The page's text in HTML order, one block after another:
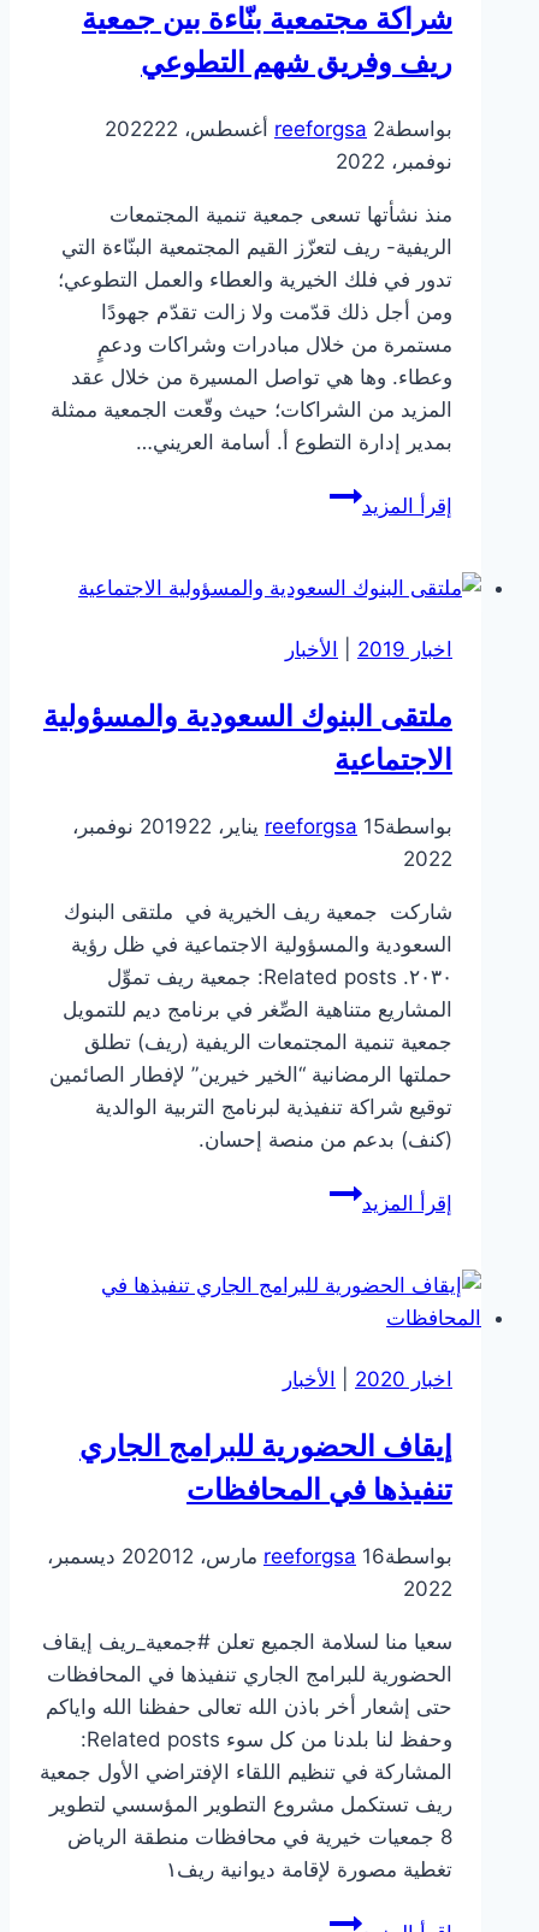
شراكة مجتمعية بنّاءة بين جمعية
ريف وفريق شهم التطوعي
بواسطة reeforgsa 2 أغسطس، 2022
22
نوفمبر، 2022
منذ نشأتها تسعى جمعية تنمية المجتمعات
الريفية- ريف لتعزّز القيم المجتمعية البنّاءة التي
تدور في فلك الخيرية والعطاء والعمل التطوعي؛
ومن أجل ذلك قدّمت ولا زالت تقدّم جهودًا
مستمرة من خلال مبادرات وشراكات ودعمٍ
وعطاء. وها هي تواصل المسيرة من خلال عقد
المزيد من الشراكات؛ حيث وقّعت الجمعية ممثلة
بمدير إدارة التطوع أ. أسامة العريني…
إقرأ المزيد
اخبار 2019 الأخبار
ملتقى البنوك السعودية والمسؤولية
الاجتماعية
بواسطة reeforgsa 15 يناير، 2019
22 نوفمبر،
2022
شاركت جمعية ريف الخيرية في ملتقى البنوك
السعودية والمسؤولية الاجتماعية في ظل رؤية
٢٠٣٠. Related posts: جمعية ريف تموِّل
المشاريع متناهية الصِّغر في برنامج ديم للتمويل
جمعية تنمية المجتمعات الريفية (ريف) تطلق
حملتها الرمضانية “الخير خيرين” لإفطار الصائمين
توقيع شراكة تنفيذية لبرنامج التربية الوالدية
(كنف) بدعم من منصة إحسان.
إقرأ المزيد
اخبار 2020 الأخبار
إيقاف الحضورية للبرامج الجاري
تنفيذها في المحافظات
بواسطة reeforgsa 16 مارس، 2020
12 ديسمبر،
2022
سعيا منا لسلامة الجميع تعلن #جمعية_ريف إيقاف
الحضورية للبرامج الجاري تنفيذها في المحافظات
حتى إشعار أخر باذن الله تعالى حفظنا الله واياكم
وحفظ لنا بلدنا من كل سوء Related posts:
المشاركة في تنظيم اللقاء الإفتراضي الأول جمعية
ريف تستكمل مشروع التطوير المؤسسي لتطوير
8 جمعيات خيرية في محافظات منطقة الرياض
تغطية مصورة لإقامة ديوانية ريف١